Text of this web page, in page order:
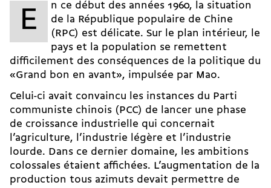
E
n ce début des années 1960, la situation
de la République populaire de Chine
(RPC) est délicate. Sur le plan intérieur, le
pays et la population se remettent
difficilement des conséquences de la politique du
«Grand bon en avant», impulsée par Mao.
Celui-ci avait convaincu les instances du Parti
communiste chinois (PCC) de lancer une phase
de croissance industrielle qui concernait
l’agriculture, l’industrie légère et l’industrie
lourde. Dans ce dernier domaine, les ambitions
colossales étaient affichées. L’augmentation de la
production tous azimuts devait permettre de